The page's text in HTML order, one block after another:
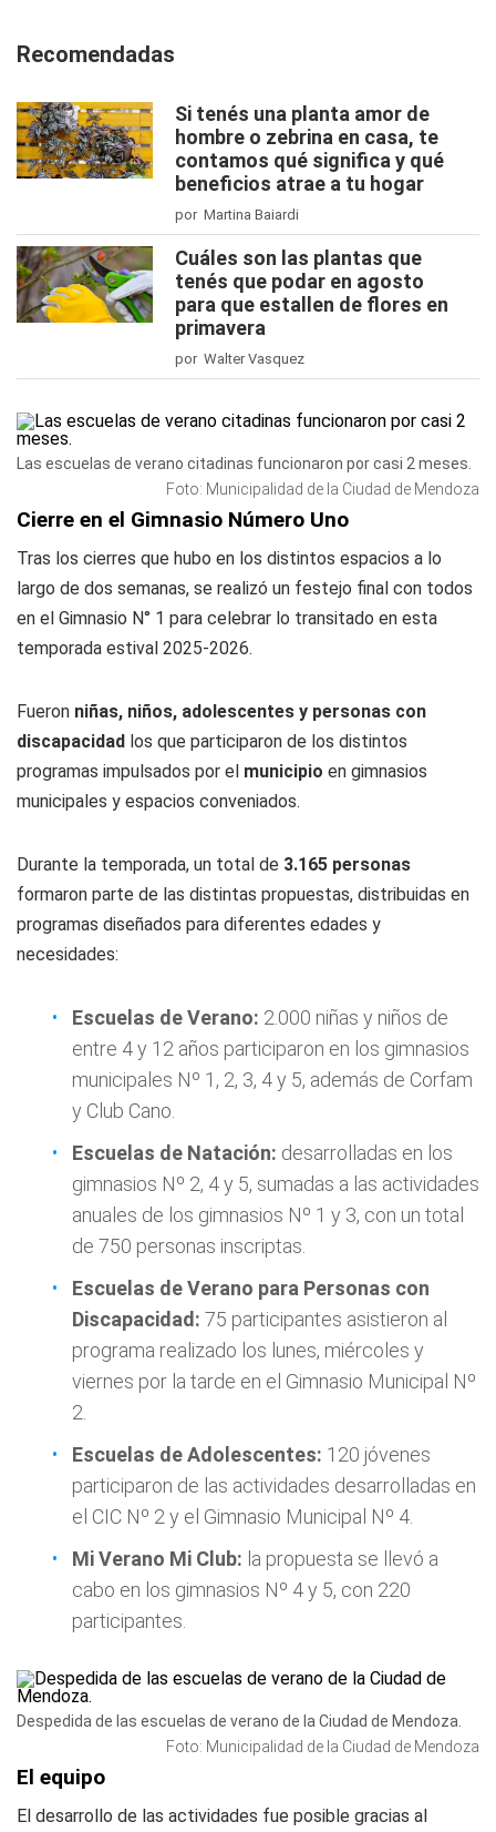
Recomendadas
Si tenés una planta amor de
hombre o zebrina en casa, te
contamos qué significa y qué
beneficios atrae a tu hogar
por Martina Baiardi
Cuáles son las plantas que
tenés que podar en agosto
para que estallen de flores en
primavera
por Walter Vasquez
Las escuelas de verano citadinas funcionaron por casi 2 meses.
Foto: Municipalidad de la Ciudad de Mendoza
Cierre en el Gimnasio Número Uno
Tras los cierres que hubo en los distintos espacios a lo
largo de dos semanas, se realizó un festejo final con todos
en el Gimnasio N° 1 para celebrar lo transitado en esta
temporada estival 2025-2026.
Fueron niñas, niños, adolescentes y personas con
discapacidad los que participaron de los distintos
programas impulsados por el municipio en gimnasios
municipales y espacios conveniados.
Durante la temporada, un total de 3.165 personas
formaron parte de las distintas propuestas, distribuidas en
programas diseñados para diferentes edades y
necesidades:
Escuelas de Verano: 2.000 niñas y niños de
entre 4 y 12 años participaron en los gimnasios
municipales Nº 1, 2, 3, 4 y 5, además de Corfam
y Club Cano.
Escuelas de Natación: desarrolladas en los
gimnasios Nº 2, 4 y 5, sumadas a las actividades
anuales de los gimnasios Nº 1 y 3, con un total
de 750 personas inscriptas.
Escuelas de Verano para Personas con
Discapacidad: 75 participantes asistieron al
programa realizado los lunes, miércoles y
viernes por la tarde en el Gimnasio Municipal Nº
2.
Escuelas de Adolescentes: 120 jóvenes
participaron de las actividades desarrolladas en
el CIC Nº 2 y el Gimnasio Municipal Nº 4.
Mi Verano Mi Club: la propuesta se llevó a
cabo en los gimnasios Nº 4 y 5, con 220
participantes.
Despedida de las escuelas de verano de la Ciudad de Mendoza.
Foto: Municipalidad de la Ciudad de Mendoza
El equipo
El desarrollo de las actividades fue posible gracias al